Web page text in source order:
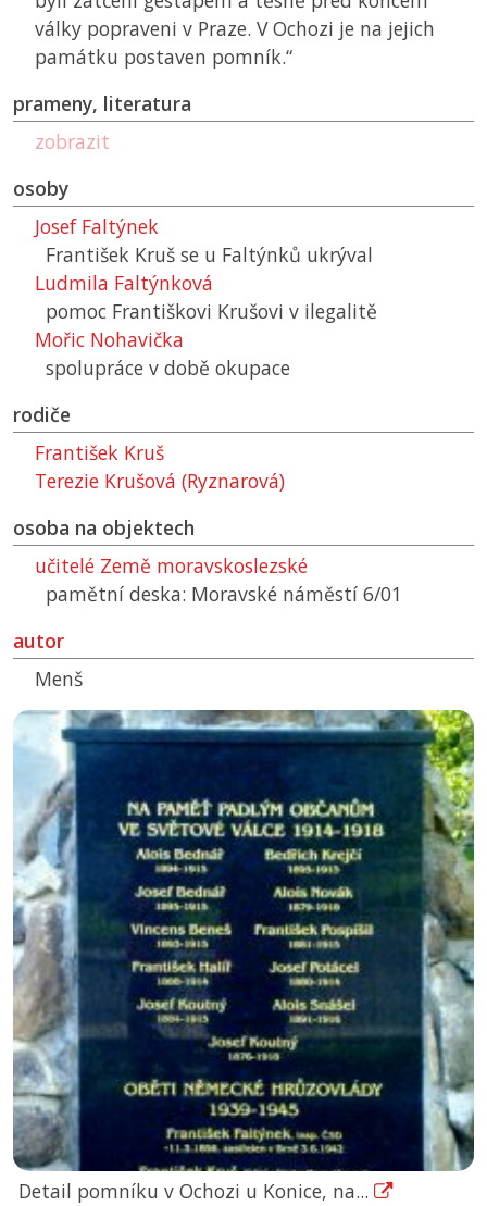
války popraveni v Praze. V Ochozi je na jejich
památku postaven pomník.“
prameny, literatura
zobrazit
osoby
Josef Faltýnek
František Kruš se u Faltýnků ukrýval
Ludmila Faltýnková
pomoc Františkovi Krušovi v ilegalitě
Mořic Nohavička
spolupráce v době okupace
rodiče
František Kruš
Terezie Krušová (Ryznarová)
osoba na objektech
učitelé Země moravskoslezské
pamětní deska: Moravské náměstí 6/01
autor
Menš
Detail pomníku v Ochozi u Konice, na...